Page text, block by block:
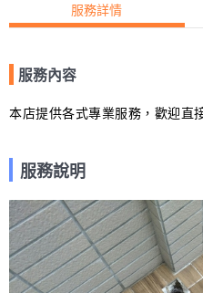
服務詳情
服務內容
本店提供各式專業服務，歡迎直
服務說明